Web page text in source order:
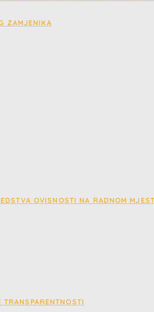
ZAMJENIKA
OVISNOSTI NA RADNOM